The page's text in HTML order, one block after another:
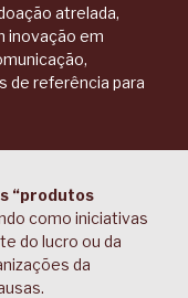
atrelada,
inovação em
de referência para
“produtos
como iniciativas
do lucro ou da
da